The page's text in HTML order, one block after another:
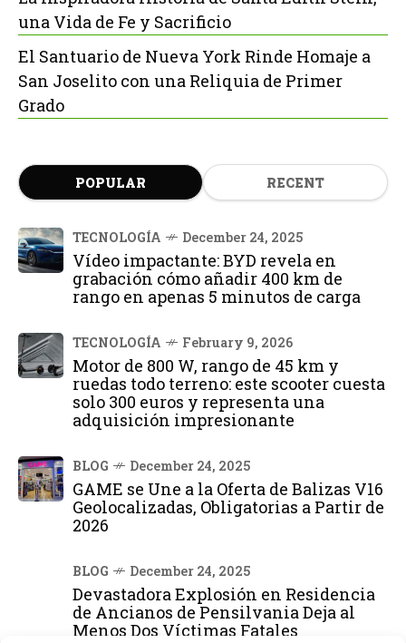
una Vida de Fe y Sacrificio
El Santuario de Nueva York Rinde Homaje a
San Joselito con una Reliquia de Primer
Grado
POPULAR RECENT
TECNOLOGÍA December 24, 2025
Vídeo impactante: BYD revela en
grabación cómo añadir 400 km de
rango en apenas 5 minutos de carga
TECNOLOGÍA February 9, 2026
Motor de 800 W, rango de 45 km y
ruedas todo terreno: este scooter cuesta
solo 300 euros y representa una
adquisición impresionante
BLOG December 24, 2025
GAME se Une a la Oferta de Balizas V16
Geolocalizadas, Obligatorias a Partir de
2026
BLOG December 24, 2025
Devastadora Explosión en Residencia
de Ancianos de Pensilvania Deja al
Menos Dos Víctimas Fatales